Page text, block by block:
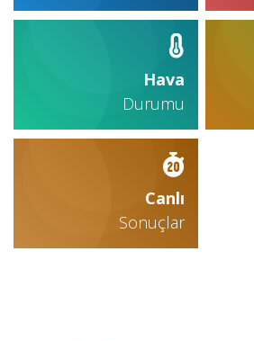
Hava
Durumu
Canlı
Sonuçlar